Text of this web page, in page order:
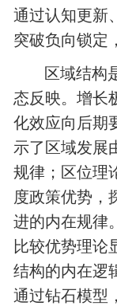
通过认知更新
突破负向锁定
区域结构
态反映。增长
化效应向后期
示了区域发展
规律；区位理
度政策优势，
进的内在规律
比较优势理论
结构的内在逻
通过钻石模型